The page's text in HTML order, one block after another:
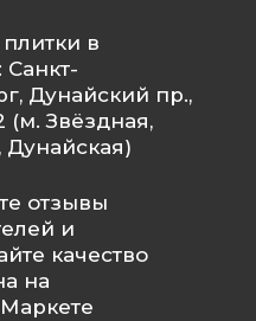
в
Санкт-
Дунайский пр.,
(м. Звёздная,
Дунайская)